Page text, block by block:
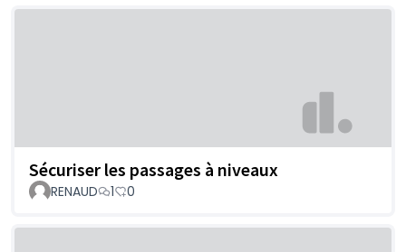
Sécuriser les passages à niveaux
RENAUD 1 0